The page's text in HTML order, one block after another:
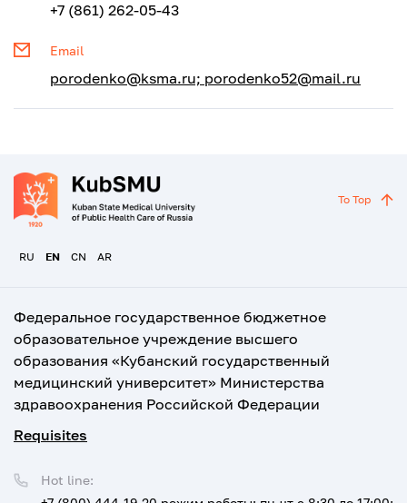
+7 (861) 262-05-43
Email
porodenko@ksma.ru; porodenko52@mail.ru
RU EN CN AR
To Top
Федеральное государственное бюджетное
образовательное учреждение высшего
образования «Кубанский государственный
медицинский университет» Министерства
здравоохранения Российской Федерации
Requisites
Hot line: